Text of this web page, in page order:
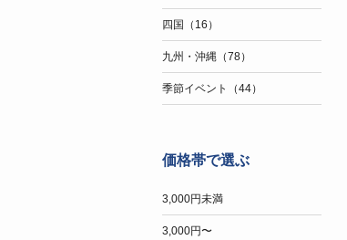
四国（16）
九州・沖縄（78）
季節イベント（44）
価格帯で選ぶ
3,000円未満
3,000円〜